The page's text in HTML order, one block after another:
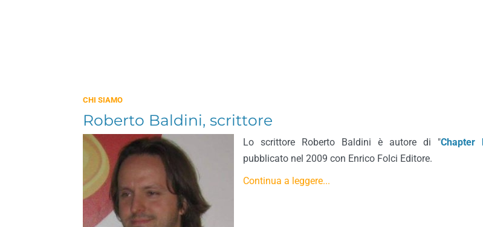
CHI SIAMO
Roberto Baldini, scrittore
Lo scrittore Roberto Baldini è autore di "Chapter
pubblicato nel 2009 con Enrico Folci Editore.
Continua a leggere...